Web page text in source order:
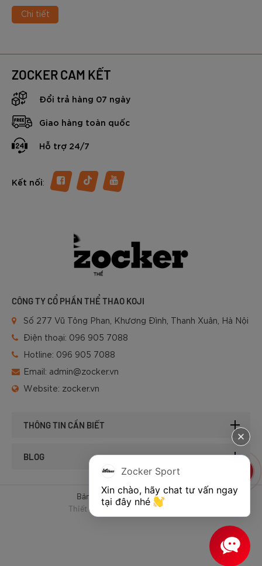
Chi tiết
ZOCKER CAM KẾT
Đổi trả hàng 07 ngày
Giao hàng toàn quốc
Hỗ trợ 24/7
Kết nối:
CÔNG TY CỔ PHẦN THỂ THAO KOJI
Số 277 Vũ Tông Phan, Khương Đình, Thanh Xuân, Hà Nội
Điện thoại: 096 905 7088
Hotline: 096 905 7088
Email: admin@zocker.vn
Website: zocker.vn
THÔNG TIN CẦN BIẾT
BLOG
Bản quyền © 2025 của Zocker.
Thiết kế website & SEO - Tất Thành
Zocker Sport
Xin chào, hãy chat tư vấn ngay
tại đây nhé